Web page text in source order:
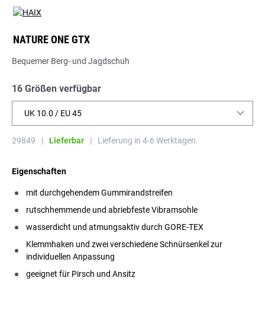
NATURE ONE GTX
Bequemer Berg- und Jagdschuh
16 Größen verfügbar
UK 10.0 / EU 45
29849 | Lieferbar | Lieferung in 4-6 Werktagen.
Eigenschaften
mit durchgehendem Gummirandstreifen
rutschhemmende und abriebfeste Vibramsohle
wasserdicht und atmungsaktiv durch GORE-TEX
Klemmhaken und zwei verschiedene Schnürsenkel zur
individuellen Anpassung
geeignet für Pirsch und Ansitz